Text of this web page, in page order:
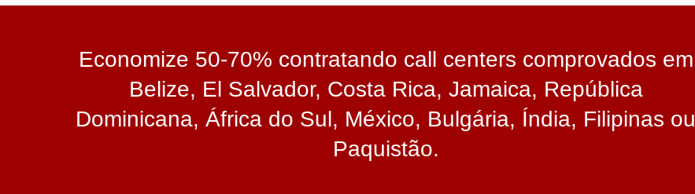
Economize 50-70% contratando call centers comprovados em
Belize, El Salvador, Costa Rica, Jamaica, República
Dominicana, África do Sul, México, Bulgária, Índia, Filipinas ou
Paquistão.